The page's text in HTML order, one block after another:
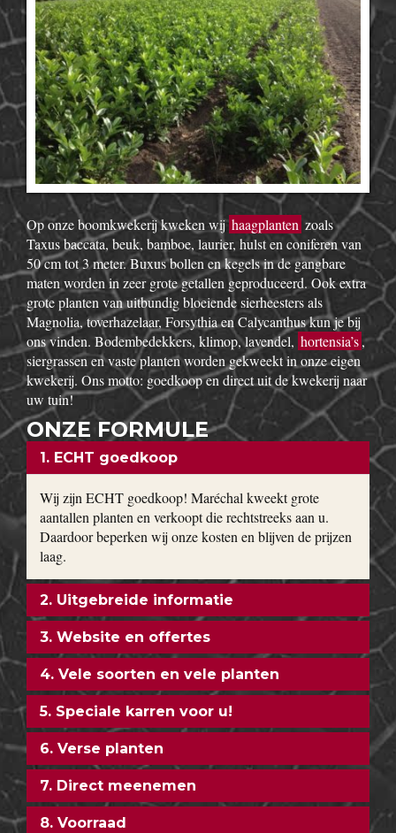
Op onze boomkwekerij kweken wijhaagplanten zoals
Taxus baccata, beuk, bamboe, laurier, hulst en coniferen van
50 cm tot 3 meter. Buxus bollen en kegels in de gangbare
maten worden in zeer grote getallen geproduceerd. Ook extra
grote planten van uitbundig bloeiende sierheesters als
Magnolia, toverhazelaar, Forsythia en Calycanthus kun je bij
ons vinden. Bodembedekkers, klimop, lavendel, hortensia’s,
siergrassen en vaste planten worden gekweekt in onze eigen
kwekerij. Ons motto: goedkoop en direct uit de kwekerij naar
uw tuin!
ONZE FORMULE
1. ECHT goedkoop
Wij zijn ECHT goedkoop! Maréchal kweekt grote
aantallen planten en verkoopt die rechtstreeks aan u.
Daardoor beperken wij onze kosten en blijven de prijzen
laag.
2. Uitgebreide informatie
3. Website en offertes
4. Vele soorten en vele planten
5. Speciale karren voor u!
6. Verse planten
7. Direct meenemen
8. Voorraad